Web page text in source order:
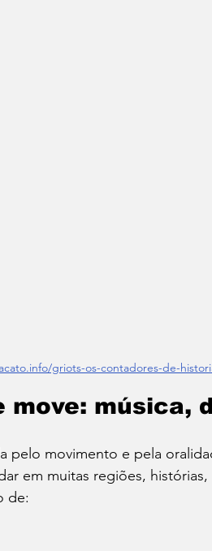
griots-os-contadores-de-
move: música,
pelo movimento e pela
em muitas regiões,
de: